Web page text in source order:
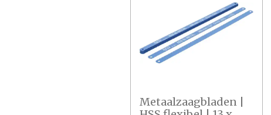
Metaalzaagbladen |